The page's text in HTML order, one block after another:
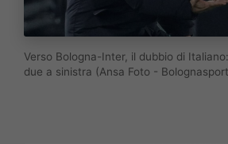
Verso Bologna-Inter, il dubbio di
due a sinistra (Ansa Foto -